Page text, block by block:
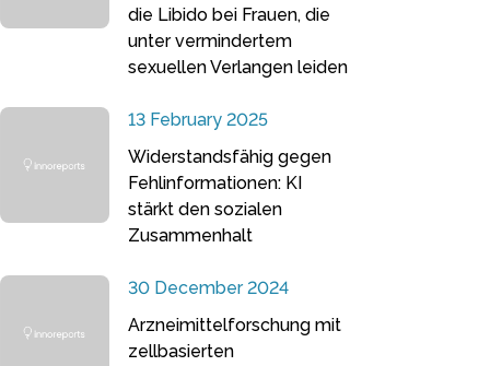
die Libido bei Frauen, die
unter vermindertem
sexuellen Verlangen leiden
13 February 2025
Widerstandsfähig gegen
Fehlinformationen: KI
stärkt den sozialen
Zusammenhalt
30 December 2024
Arzneimittelforschung mit
zellbasierten